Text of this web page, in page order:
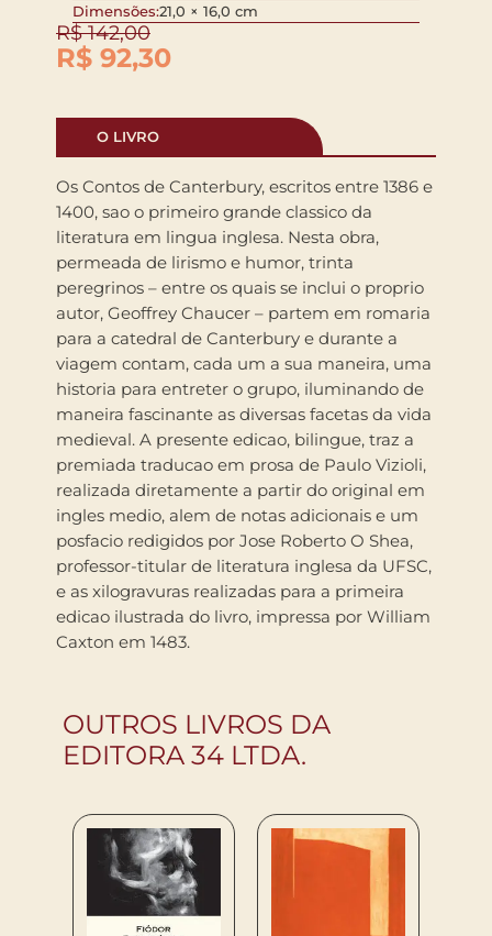
Dimensões:21,0 × 16,0 cm
R$142,00
R$ 92,30
O LIVRO
Os Contos de Canterbury, escritos entre 1386 e
1400, sao o primeiro grande classico da
literatura em lingua inglesa. Nesta obra,
permeada de lirismo e humor, trinta
peregrinos – entre os quais se inclui o proprio
autor, Geoffrey Chaucer – partem em romaria
para a catedral de Canterbury e durante a
viagem contam, cada um a sua maneira, uma
historia para entreter o grupo, iluminando de
maneira fascinante as diversas facetas da vida
medieval. A presente edicao, bilingue, traz a
premiada traducao em prosa de Paulo Vizioli,
realizada diretamente a partir do original em
ingles medio, alem de notas adicionais e um
posfacio redigidos por Jose Roberto O Shea,
professor-titular de literatura inglesa da UFSC,
e as xilogravuras realizadas para a primeira
edicao ilustrada do livro, impressa por William
Caxton em 1483.
OUTROS LIVROS DA
EDITORA 34 LTDA.